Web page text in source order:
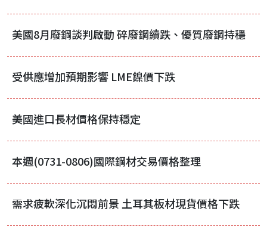
美國8月廢鋼談判啟動 碎廢鋼續跌、優質廢鋼持穩
受供應增加預期影響 LME鎳價下跌
美國進口長材價格保持穩定
本週(0731-0806)國際鋼材交易價格整理
需求疲軟深化沉悶前景 土耳其板材現貨價格下跌